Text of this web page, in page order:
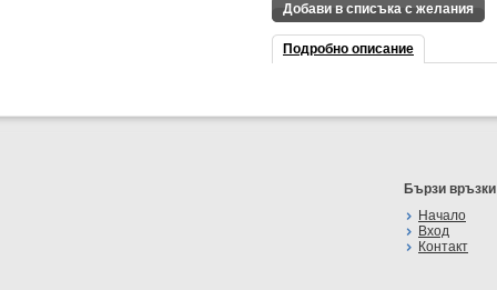
Добави в списъка с желания
Подробно описание
Бързи връзки
Начало
Вход
Контакт